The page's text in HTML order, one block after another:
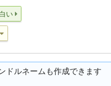
い
ドルネームも作成できます